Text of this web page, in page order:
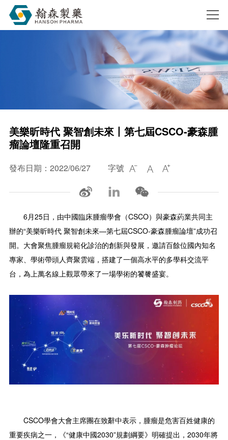
美樂昕時代 聚智創未來丨第七屆CSCO-豪森腫
瘤論壇隆重召開
發布日期：2022/06/27 字號   
6月25日，由中國臨床腫瘤學會（CSCO）與豪森葯業共同主
辦的“美樂昕時代 聚智創未來—第七屆CSCO-豪森腫瘤論壇”成功召
開。大會聚焦腫瘤規範化診治的創新與發展，邀請百餘位國內知名
專家、學術帶頭人齊聚雲端，搭建了一個高水平的多學科交流平
台，為上萬名線上觀眾帶來了一場學術的饕餮盛宴。
CSCO學會大會主席團在致辭中表示，腫瘤是危害百姓健康的
重要疾病之一，《“健康中國2030”規劃綱要》明確提出，2030年將